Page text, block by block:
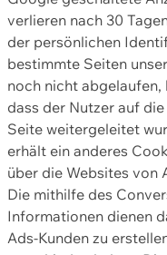
verlieren nach 30
der persönlichen
bestimmte Seiten
noch nicht abgelaufen,
dass der Nutzer auf
Seite weitergeleitet
erhält ein anderes
über die Websites von
Die mithilfe des
Informationen dienen
Ads-Kunden zu